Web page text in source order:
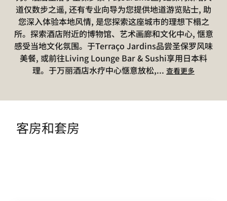
道仅数步之遥, 还有专业向导为您提供地道游览贴士, 助
您深入体验本地风情, 是您探索这座城市的理想下榻之
所。探索酒店附近的博物馆、艺术画廊和文化中心, 惬意
感受当地文化氛围。于Terraço Jardins品尝圣保罗风味
美餐, 或前往Living Lounge Bar & Sushi享用日本料
理。于万丽酒店水疗中心惬意放松,... 查看更多
客房和套房